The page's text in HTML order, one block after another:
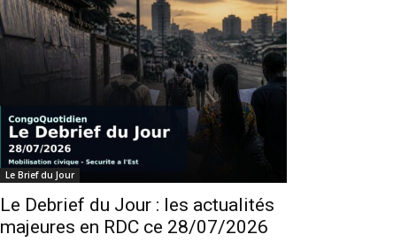
Le Brief du Jour
Le Debrief du Jour : les actualités
majeures en RDC ce 28/07/2026